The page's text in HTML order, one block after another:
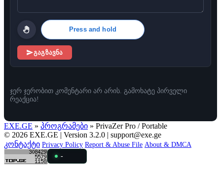
Press and hold
გაგზავნა
ჯერ ჯერობით კომენტარი არ არის. გამოხატე პირველი
რეაქცია!
EXE.GE » პროგრამები » PrivaZer Pro / Portable
© 2026 EXE.GE | Version 3.2.0 | support@exe.ge
კონტაქტი Privacy Policy Report & Abuse File About & DMCA
-